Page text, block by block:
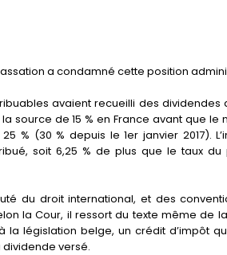
a condamné cette position
avaient recueilli des
source de 15 % en France avant que le
% (30 % depuis le 1er janvier 2017).
soit 6,25 % de plus que le taux
du droit international, et des
la Cour, il ressort du texte même de
la législation belge, un crédit d’impôt
dividende versé.